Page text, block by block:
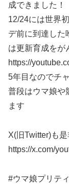
成できました！
12/24には世界
デ前に到達した
は更新育成をが
https://
5年目なのでチ
普段はウマ娘や
ます
X(旧Twitter)も
https://x.com/
#ウマ娘プリテ